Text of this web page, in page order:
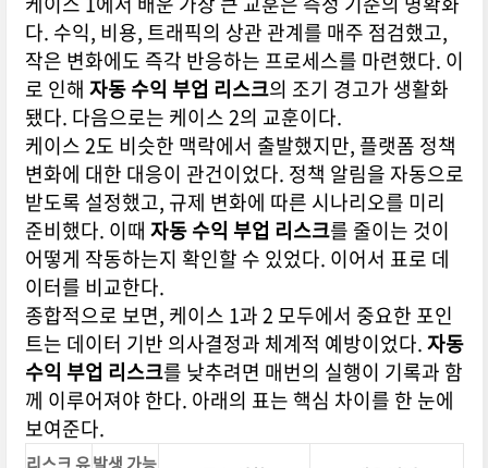
다. 수익, 비용, 트래픽의 상관 관계를 매주 점검했고,
작은 변화에도 즉각 반응하는 프로세스를 마련했다. 이
로 인해 자동 수익 부업 리스크의 조기 경고가 생활화
됐다. 다음으로는 케이스 2의 교훈이다.
케이스 2도 비슷한 맥락에서 출발했지만, 플랫폼 정책
변화에 대한 대응이 관건이었다. 정책 알림을 자동으로
받도록 설정했고, 규제 변화에 따른 시나리오를 미리
준비했다. 이때 자동 수익 부업 리스크를 줄이는 것이
어떻게 작동하는지 확인할 수 있었다. 이어서 표로 데
이터를 비교한다.
종합적으로 보면, 케이스 1과 2 모두에서 중요한 포인
트는 데이터 기반 의사결정과 체계적 예방이었다.자동
수익 부업 리스크를 낮추려면 매번의 실행이 기록과 함
께 이루어져야 한다. 아래의 표는 핵심 차이를 한 눈에
보여준다.